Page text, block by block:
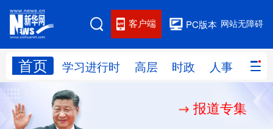
网站无障碍
PC版本
客户端
首页 学习进行时 高层 时政 人事 国际
网站地图
学习进行时 人事
报道专集